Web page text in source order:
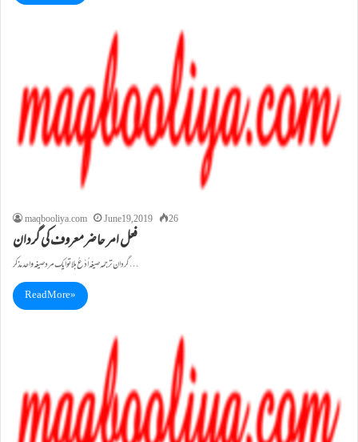
maqbooliya.com June 19, 2019 26
فعل امر حاضرمعروف کی گردان
گردان ترجمہ صیغہ اُدْعُ بلا تو ایک مرد صیغہ واحد مذکر…
Read More »